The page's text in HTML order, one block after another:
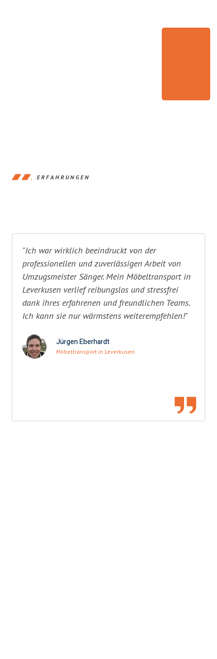
ERFAHRUNGEN
"Ich war wirklich beeindruckt von der
professionellen und zuverlässigen Arbeit von
Umzugsmeister Sänger. Mein Möbeltransport in
Leverkusen verlief reibungslos und stressfrei
dank ihres erfahrenen und freundlichen Teams.
Ich kann sie nur wärmstens weiterempfehlen!"
Jürgen Eberhardt
Möbeltransport in Leverkusen